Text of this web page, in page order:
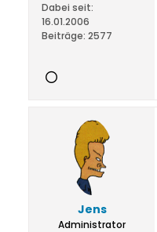
Dabei seit:
16.01.2006
Beiträge: 2577
Jens
Administrator